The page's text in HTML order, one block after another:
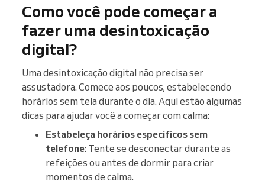
Como você pode começar a
fazer uma desintoxicação
digital?
Uma desintoxicação digital não precisa ser
assustadora. Comece aos poucos, estabelecendo
horários sem tela durante o dia. Aqui estão algumas
dicas para ajudar você a começar com calma:
Estabeleça horários específicos sem
telefone: Tente se desconectar durante as
refeições ou antes de dormir para criar
momentos de calma.